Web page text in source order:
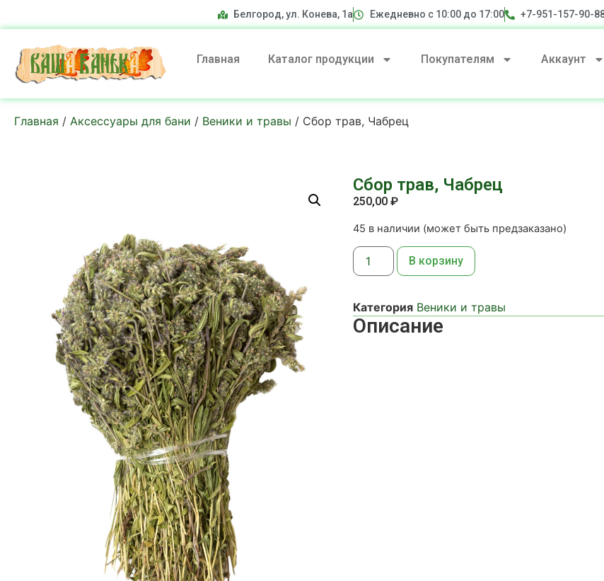
Белгород, ул. Конева, 1а Ежедневно с 10:00 до 17:00 +7-951-157-90-
Главная Каталог продукции Покупателям Аккаунт
Главная / Аксессуары для бани / Веники и травы / Сбор трав, Чабрец
Сбор трав, Чабрец
250,00 ₽
45 в наличии (может быть предзаказано)
В корзину
Категория Веники и травы
Описание